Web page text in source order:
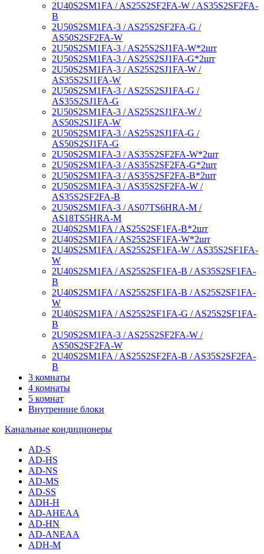
2U40S2SM1FA / AS25S2SF2FA-W / AS35S2SF2FA-
B
2U50S2SM1FA-3 / AS25S2SF2FA-G /
AS50S2SF2FA-W
2U50S2SM1FA-3 / AS25S2SJ1FA-W*2шт
2U50S2SM1FA-3 / AS25S2SJ1FA-G*2шт
2U50S2SM1FA-3 / AS25S2SJ1FA-W /
AS35S2SJ1FA-W
2U50S2SM1FA-3 / AS25S2SJ1FA-G /
AS35S2SJ1FA-G
2U50S2SM1FA-3 / AS25S2SJ1FA-W /
AS50S2SJ1FA-W
2U50S2SM1FA-3 / AS25S2SJ1FA-G /
AS50S2SJ1FA-G
2U50S2SM1FA-3 / AS35S2SF2FA-W*2шт
2U50S2SM1FA-3 / AS35S2SF2FA-G*2шт
2U50S2SM1FA-3 / AS35S2SF2FA-B*2шт
2U50S2SM1FA-3 / AS35S2SF2FA-W /
AS35S2SF2FA-B
2U50S2SM1FA-3 / AS07TS6HRA-M /
AS18TS5HRA-M
2U40S2SM1FA / AS25S2SF1FA-B*2шт
2U40S2SM1FA / AS25S2SF1FA-W*2шт
2U40S2SM1FA / AS25S2SF1FA-W / AS35S2SF1FA-
W
2U40S2SM1FA / AS25S2SF1FA-B / AS35S2SF1FA-
B
2U40S2SM1FA / AS25S2SF1FA-B / AS25S2SF1FA-
W
2U40S2SM1FA / AS25S2SF1FA-G / AS25S2SF1FA-
B
2U50S2SM1FA-3 / AS25S2SF2FA-W /
AS50S2SF2FA-W
2U40S2SM1FA / AS25S2SF2FA-B / AS35S2SF2FA-
B
3 комнаты
4 комнаты
5 комнат
Внутренние блоки
Канальные кондиционеры
AD-S
AD-HS
AD-NS
AD-MS
AD-SS
ADH-H
AD-AHEAA
AD-HN
AD-ANEAA
ADH-M